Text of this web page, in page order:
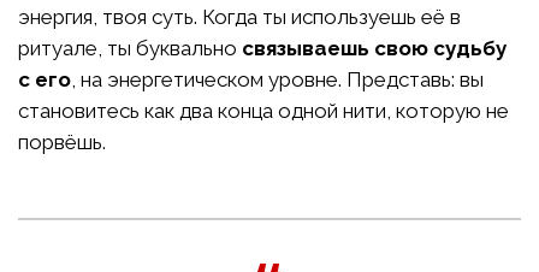
энергия, твоя суть. Когда ты используешь её в
ритуале, ты буквально связываешь свою судьбу
с его, на энергетическом уровне. Представь: вы
становитесь как два конца одной нити, которую не
порвёшь.